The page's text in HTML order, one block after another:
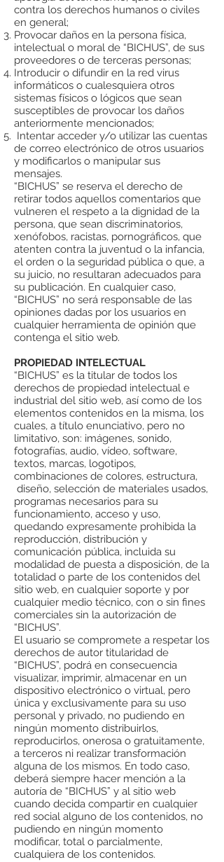
contra los derechos humanos o civiles
en general;
Provocar daños en la persona física,
intelectual o moral de “BICHUS”, de sus
proveedores o de terceras personas;
Introducir o difundir en la red virus
informáticos o cualesquiera otros
sistemas físicos o lógicos que sean
susceptibles de provocar los daños
anteriormente mencionados;
Intentar acceder y/o utilizar las cuentas
de correo electrónico de otros usuarios
y modificarlos o manipular sus
mensajes.
“BICHUS” se reserva el derecho de
retirar todos aquellos comentarios que
vulneren el respeto a la dignidad de la
persona, que sean discriminatorios,
xenófobos, racistas, pornográficos, que
atenten contra la juventud o la infancia,
el orden o la seguridad pública o que, a
su juicio, no resultaran adecuados para
su publicación. En cualquier caso,
“BICHUS” no será responsable de las
opiniones dadas por los usuarios en
cualquier herramienta de opinión que
contenga el sitio web.
PROPIEDAD INTELECTUAL
“BICHUS” es la titular de todos los
derechos de propiedad intelectual e
industrial del sitio web, así como de los
elementos contenidos en la misma, los
cuales, a título enunciativo, pero no
limitativo, son: imágenes, sonido,
fotografías, audio, vídeo, software,
textos, marcas, logotipos,
combinaciones de colores, estructura,
diseño, selección de materiales usados,
programas necesarios para su
funcionamiento, acceso y uso,
quedando expresamente prohibida la
reproducción, distribución y
comunicación pública, incluida su
modalidad de puesta a disposición, de la
totalidad o parte de los contenidos del
sitio web, en cualquier soporte y por
cualquier medio técnico, con o sin fines
comerciales sin la autorización de
“BICHUS”.
El usuario se compromete a respetar los
derechos de autor titularidad de
“BICHUS”, podrá en consecuencia
visualizar, imprimir, almacenar en un
dispositivo electrónico o virtual, pero
única y exclusivamente para su uso
personal y privado, no pudiendo en
ningún momento distribuirlos,
reproducirlos, onerosa o gratuitamente,
a terceros ni realizar transformación
alguna de los mismos. En todo caso,
deberá siempre hacer mención a la
autoría de “BICHUS” y al sitio web
cuando decida compartir en cualquier
red social alguno de los contenidos, no
pudiendo en ningún momento
modificar, total o parcialmente,
cualquiera de los contenidos.